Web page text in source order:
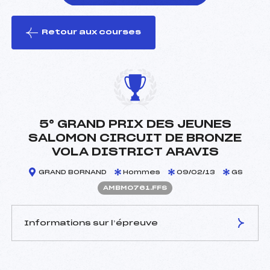
le ski
Retour aux courses
5° GRAND PRIX DES JEUNES
SALOMON CIRCUIT DE BRONZE
VOLA DISTRICT ARAVIS
GRAND BORNAND Hommes 09/02/13 GS
AMBM0761.FFS
Informations sur l’épreuve